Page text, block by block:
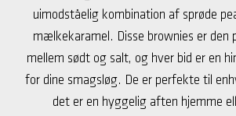
uimodståelig kombination af sprøde
mælkekaramel. Disse brownies er den
mellem sødt og salt, og hver bid er en
for dine smagsløg. De er perfekte til
det er en hyggelig aften hjemme